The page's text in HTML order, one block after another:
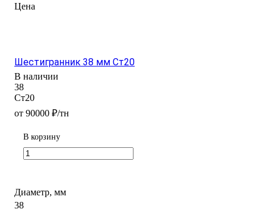
Цена
Шестигранник 38 мм Ст20
В наличии
38
Ст20
от 90000 ₽/тн
В корзину
Диаметр, мм
38